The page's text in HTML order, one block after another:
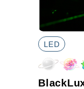
LED